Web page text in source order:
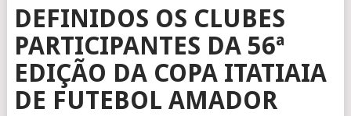
DEFINIDOS OS CLUBES
PARTICIPANTES DA 56ª
EDIÇÃO DA COPA ITATIAIA
DE FUTEBOL AMADOR